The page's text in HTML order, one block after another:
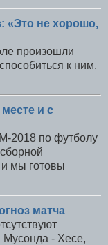
«Это не хорошо,
произошли
к ним.
и с
2018 по футболу
и мы готовы
матча
- Хесе,